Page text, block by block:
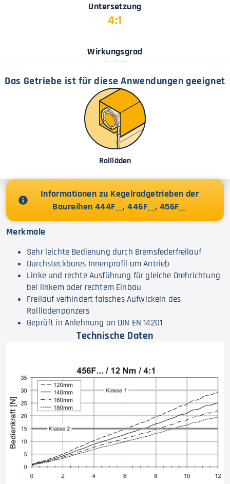
Untersetzung
4:1
Wirkungsgrad
0,85
Das Getriebe ist für diese Anwendungen geeignet
Rollläden
Informationen zu Kegelradgetrieben der
Baureihen 444F__, 446F__, 456F__
Merkmale
Sehr leichte Bedienung durch Bremsfederfreilauf
Durchsteckbares Innenprofil am Antrieb
Linke und rechte Ausführung für gleiche Drehrichtung
bei linkem oder rechtem Einbau
Freilauf verhindert falsches Aufwickeln des
Rollladenpanzers
Geprüft in Anlehnung an DIN EN 14201
Technische Daten